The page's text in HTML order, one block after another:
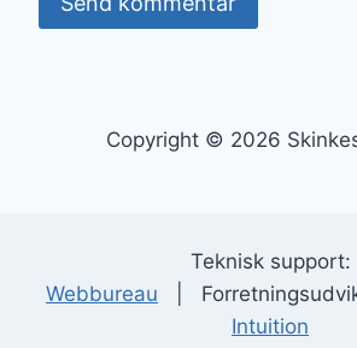
Copyright © 2026
Teknisk support:
Webbureau |
Intuition